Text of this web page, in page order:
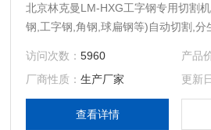
北京林克曼LM-HXG工字钢专用切割
钢,工字钢,角钢,球扁钢等)自动切割,分
(AWS,API,定角,定点,固定),特别适合
梁铁塔,物流仓储,建筑和工程机械等行
和STL等数据接口,并提供NC类DSTV
访问次数：5960 产品
厂商性质：生产厂家 更新
查看详情